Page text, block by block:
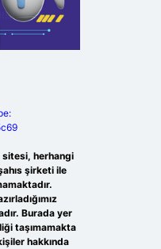
herhangi
şirketi ile
Burada yer
taşımamakta
hakkında